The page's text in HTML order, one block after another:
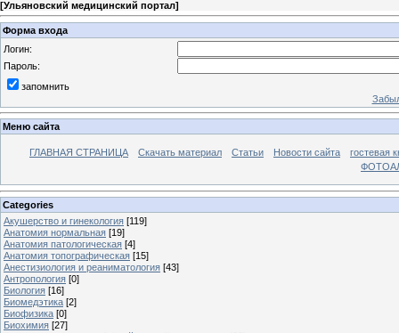
[Ульяновский медицинский портал]
Форма входа
Логин:
Пароль:
запомнить
Меню сайта
ГЛАВНАЯ СТРАНИЦА Скачать материал Статьи Новости сайта
гостевая
Categories
Акушерство и гинекология [119]
Анатомия нормальная [19]
Анатомия патологическая [4]
Анатомия топографическая [15]
Анестизиология и реаниматология [43]
Антропология [0]
Биология [16]
Биомедэтика [2]
Биофизика [0]
Биохимия [27]